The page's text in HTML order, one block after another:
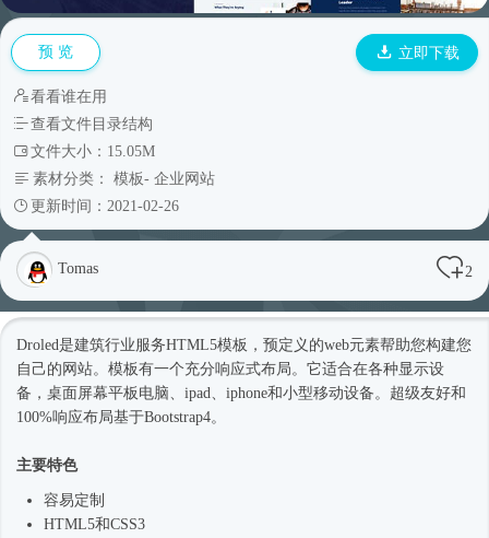
预 览 立即下载
看看谁在用
查看文件目录结构
文件大小：15.05M
素材分类： 模板- 企业网站
更新时间：2021-02-26
Tomas 2
Droled是建筑行业服务HTML5模板 ，预定义的web元素帮助您构建您
自己的网站。模板有一个充分响应式布局。它适合在各种显示设
备，桌面屏幕平板电脑、ipad、iphone和小型移动设备。超级友好和
100%响应布局基于Bootstrap4。
主要特色
容易定制
HTML5和CSS3